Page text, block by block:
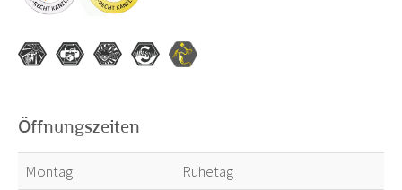
Öffnungszeiten
Montag
Ruhetag